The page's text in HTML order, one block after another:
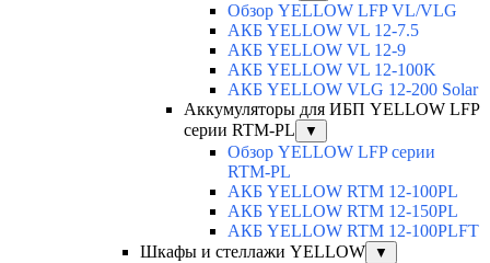
Обзор YELLOW LFP VL/VLG
АКБ YELLOW VL 12-7.5
АКБ YELLOW VL 12-9
АКБ YELLOW VL 12-100K
АКБ YELLOW VLG 12-200 Solar
Аккумуляторы для ИБП YELLOW LFP
серии RTM-PL
▼
Обзор YELLOW LFP серии
RTM-PL
АКБ YELLOW RTM 12-100PL
АКБ YELLOW RTM 12-150PL
АКБ YELLOW RTM 12-100PLFT
Шкафы и стеллажи YELLOW
▼